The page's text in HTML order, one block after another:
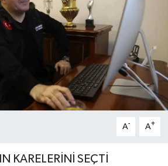
A- A+
KARELERİNİ SEÇTİ